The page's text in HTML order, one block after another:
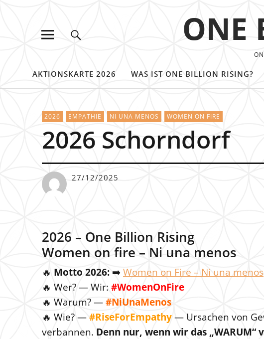
ONE
AKTIONSKARTE 2026 WAS IST ONE BILLION RISING?
2026 EMPATHIE NI UNA MENOS WOMEN ON FIRE
2026 Schorndorf
27/12/2025
2026 – One Billion Rising
Women on fire – Ni una menos
🔥 Motto 2026: ➡️Women on Fire – Ni una menos
🔥 Wer? — Wir: #WomenOnFire
🔥 Warum? —#NiUnaMenos
🔥 Wie? —#RiseForEmpathy— Ursachen von
verbannen. Denn nur, wenn wir das